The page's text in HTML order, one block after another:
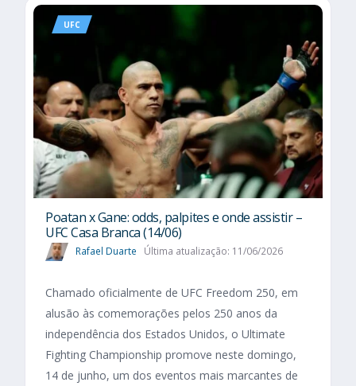
UFC
Poatan x Gane: odds, palpites e onde assistir –
UFC Casa Branca (14/06)
Rafael Duarte Última atualização: 11/06/2026
Chamado oficialmente de UFC Freedom 250, em
alusão às comemorações pelos 250 anos da
independência dos Estados Unidos, o Ultimate
Fighting Championship promove neste domingo,
14 de junho, um dos eventos mais marcantes de